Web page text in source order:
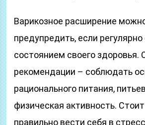
Варикозное расширение
предупредить, если
состоянием своего здоровья.
рекомендации – соблюдать
рационального питания,
физическая активность.
правильно вести себя в